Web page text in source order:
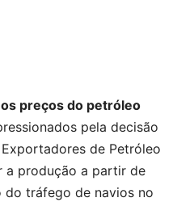
preços do petróleo
pela decisão
de Petróleo
a produção a partir de
do tráfego de navios no